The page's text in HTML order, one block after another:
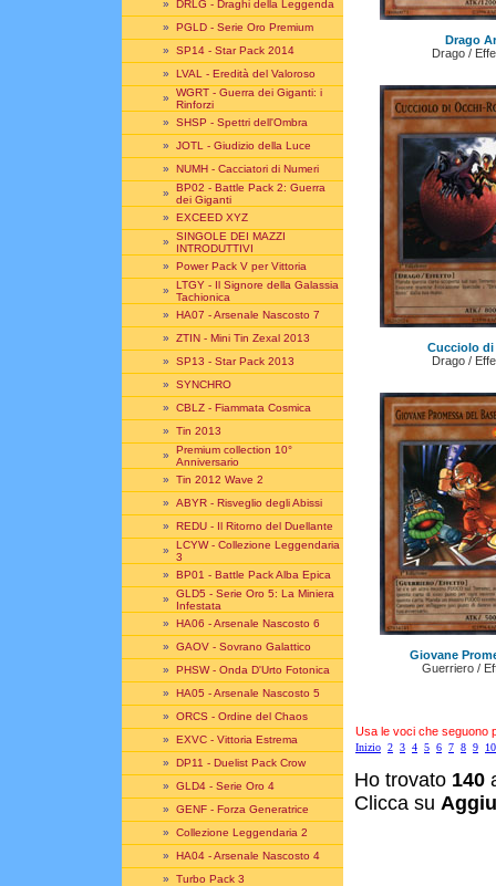
» DRLG - Draghi della Leggenda
» PGLD - Serie Oro Premium
» SP14 - Star Pack 2014
» LVAL - Eredità del Valoroso
» WGRT - Guerra dei Giganti: i
Rinforzi
» SHSP - Spettri dell'Ombra
» JOTL - Giudizio della Luce
» NUMH - Cacciatori di Numeri
» BP02 - Battle Pack 2: Guerra
dei Giganti
» EXCEED XYZ
» SINGOLE DEI MAZZI
INTRODUTTIVI
» Power Pack V per Vittoria
» LTGY - Il Signore della Galassia
Tachionica
» HA07 - Arsenale Nascosto 7
» ZTIN - Mini Tin Zexal 2013
» SP13 - Star Pack 2013
» SYNCHRO
» CBLZ - Fiammata Cosmica
» Tin 2013
» Premium collection 10°
Anniversario
» Tin 2012 Wave 2
» ABYR - Risveglio degli Abissi
» REDU - Il Ritorno del Duellante
» LCYW - Collezione Leggendaria
3
» BP01 - Battle Pack Alba Epica
» GLD5 - Serie Oro 5: La Miniera
Infestata
» HA06 - Arsenale Nascosto 6
» GAOV - Sovrano Galattico
» PHSW - Onda D'Urto Fotonica
» HA05 - Arsenale Nascosto 5
» ORCS - Ordine del Chaos
» EXVC - Vittoria Estrema
» DP11 - Duelist Pack Crow
» GLD4 - Serie Oro 4
» GENF - Forza Generatrice
» Collezione Leggendaria 2
» HA04 - Arsenale Nascosto 4
» Turbo Pack 3
Drago
Drago /
Cucciolo
Drago /
Giovane
Guerriero /
Usa le voci che seguono
Inizio 2 3 4 5 6 7 8 9 10
Ho trovato 140
Clicca su